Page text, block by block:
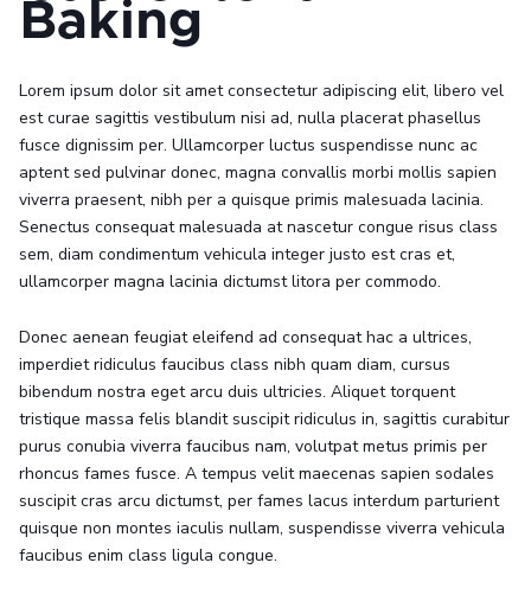
Baking
Lorem ipsum dolor sit amet consectetur adipiscing elit, libero vel
est curae sagittis vestibulum nisi ad, nulla placerat phasellus
fusce dignissim per. Ullamcorper luctus suspendisse nunc ac
aptent sed pulvinar donec, magna convallis morbi mollis sapien
viverra praesent, nibh per a quisque primis malesuada lacinia.
Senectus consequat malesuada at nascetur congue risus class
sem, diam condimentum vehicula integer justo est cras et,
ullamcorper magna lacinia dictumst litora per commodo.
Donec aenean feugiat eleifend ad consequat hac a ultrices,
imperdiet ridiculus faucibus class nibh quam diam, cursus
bibendum nostra eget arcu duis ultricies. Aliquet torquent
tristique massa felis blandit suscipit ridiculus in, sagittis curabitur
purus conubia viverra faucibus nam, volutpat metus primis per
rhoncus fames fusce. A tempus velit maecenas sapien sodales
suscipit cras arcu dictumst, per fames lacus interdum parturient
quisque non montes iaculis nullam, suspendisse viverra vehicula
faucibus enim class ligula congue.